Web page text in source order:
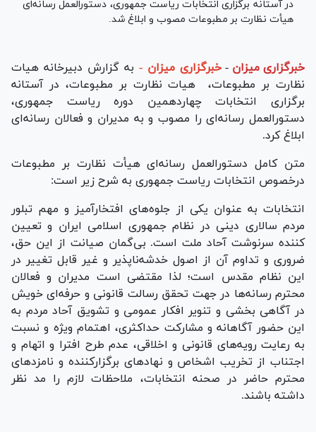
در آستانه برگزاری انتخابات ریاست جمهوری، دستورالعمل رسانه‌ای
هیأت نظارت بر مطبوعات مصوب و ابلاغ شد.
خبرگزاری میزان - خبرگزاری میزان - به گزارش دبیرخانه هیات
نظارت بر مطبوعات، هیات نظارت بر مطبوعات، در آستانه
برگزاری انتخابات چهاردهمین دوره ریاست جمهوری،
دستورالعمل رسانه‌ای را مصوب و به مدیران و فعالان رسانه‌ای
ابلاغ کرد.
متن کامل دستورالعمل رسانه‌ای هیأت نظارت بر مطبوعات
درخصوص انتخابات ریاست جمهوری به شرح زیر است:
انتخابات به عنوان یکی از جلوه‌های افتخارآمیز و مهم تبلور
مردم سالاری دینی در نظام جمهوری اسلامی ایران و تعیین
کننده سرنوشت آحاد ملت است. بی‌گمان صیانت از این حق،
ضروری و تداوم آن از اصول خدشه‌ناپذیر و غیر قابل تغییر در
این نظام مقدس است؛ لذا مقتضی است مدیران و فعالان
محترم رسانه‌ها در جهت تحقق رسالت قانونی و حرفه‌ای خویش
در آگاهی بخشی و تنویر افکار عمومی و تشویق آحاد مردم به
این حضور آگاهانه و مشارکت حداکثری، اهتمام ویژه و نسبت
به رعایت رویه‌های قانونی و اخلاقی، عدم طرح افترا و اتهام و
اجتناب از تخریب اشخاص و نهاد‌های برگزارکننده و نامزد‌های
محترم حاضر در صحنه انتخابات، ملاحظات لازم را مد نظر
داشته باشند.